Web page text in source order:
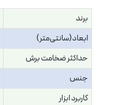
برند
ابعاد(سانتی‌متر)
حداکثر ضخامت برش
جنس
کاربرد ابزار